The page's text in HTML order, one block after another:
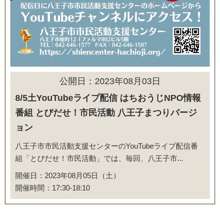
公開日：2023年08月03日
8/5土YouTubeライブ配信 はちおうじNPO情報
番組 とびだせ！市民活動 八王子まつりバージ
ョン
八王子市市民活動支援センターのYouTubeライブ配信番
組「とびだせ！市民活動」では、毎回、八王子市...
開催日：2023年08月05日（土）
開催時間：17:30-18:10